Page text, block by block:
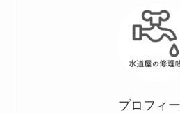
プロフィ